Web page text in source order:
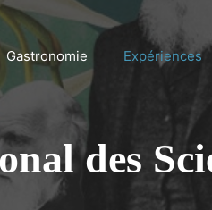
Gastronomie Expériences
des